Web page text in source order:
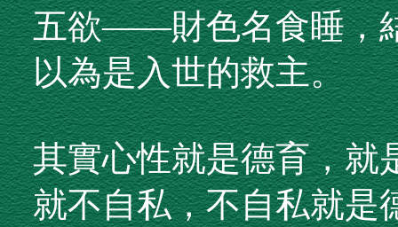
五欲——財色名食睡，
以為是入世的救主。
其實心性就是德育，就
就不自私，不自私就是